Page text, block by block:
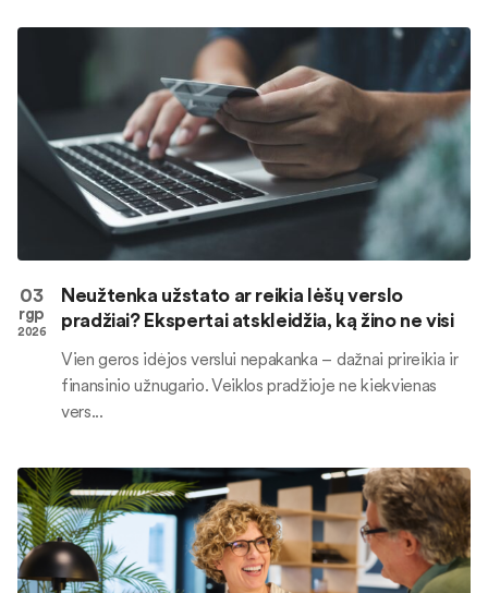
03
rgp
2026
Neužtenka užstato ar reikia lėšų verslo
pradžiai? Ekspertai atskleidžia, ką žino ne visi
Vien geros idėjos verslui nepakanka – dažnai prireikia ir
finansinio užnugario. Veiklos pradžioje ne kiekvienas
vers...